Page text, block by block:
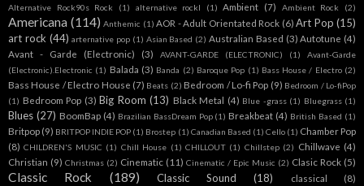
Alternative Rock90s Rock
(1) alternative rockl (1) Ambient (7) Ambient Rock (2)
Americana (114) Anthemic (1) AOR - Adult Orientated Rock (6) Art Pop (15)
art rock (44) arternative pop (1) Asian Based (2) Australian Based (3) Autotune (4)
Avant - Garde (Electronic)
(3) AVANT-GARDE (ELECTRONIC) (1)
Avant-Garde
(Electronic).Electronic (1) Balada (3) Banda (2) Baroque Pop (1) Bass House / Electro (2)
Bass House / Electro House (7) Beats (2) Bedroom / Lo-fi Pop (9) Bedroom / Lo-fiPop
(1) Bedroom Pop (3) Big Room (13) Black Metal (4) Blue -grass (1) Bluegrass (1)
Blues (27) BoomBap (4) Brazilian BassDream Pop (1) Breakbeat (4) British Based (1)
Britpop (9) BRITPOP INDIE POP (1) Brostep (1) Canadian Based (1) Cello (1) Chamber Pop
(8) CHILDREN'S MUSIC (1) Chill House (1) CHILLOUT (1) Chillstep (2) Chillwave (4)
Christian (9) Christmas (2) Cinematic (11) Cinematic / Epic Music (2) Clasic Rock (5)
Classic Rock (189) Classic Sound (18) classical (8)